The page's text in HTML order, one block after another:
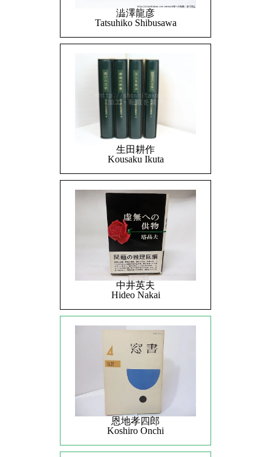
澁澤龍彦
Tatsuhiko Shibusawa
生田耕作
Kousaku Ikuta
中井英夫
Hideo Nakai
恩地孝四郎
Koshiro Onchi